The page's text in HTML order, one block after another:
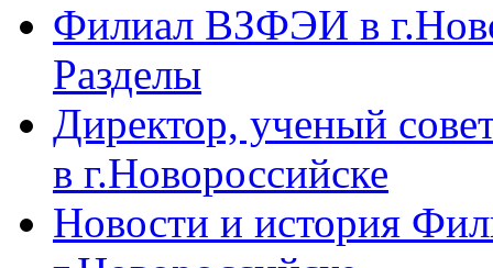
Филиал ВЗФЭИ в
Разделы
Директор, ученый
в г.Новороссийске
Новости и история